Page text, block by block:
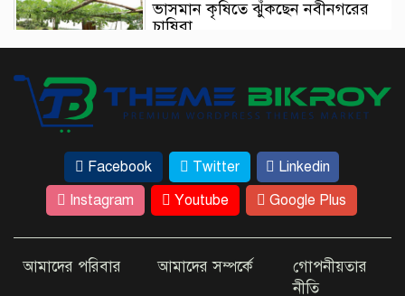
ভাসমান কৃষিতে ঝুঁকছেন নবীনগরের
চাষিরা
আইনমন্ত্রীর ট্রাইব্যুনাল পরিদর্শন এসে যা
বললেন
ঢাকার কাছেই রহস্যময় ‘ধাঁধার চর’
কম খরচে ভিসা দিচ্ছে যেসব দেশ
Facebook Twitter
Linkedin
Instagram
Youtube Google Plus
আমাদের পরিবার আমাদের সম্পর্কে
গোপনীয়তার
নীতি